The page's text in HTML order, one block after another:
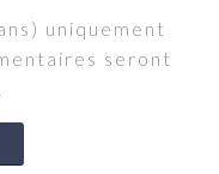
uniquement
seront